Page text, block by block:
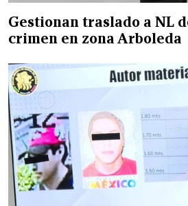
Gestionan traslado a NL
crimen en zona Arboleda